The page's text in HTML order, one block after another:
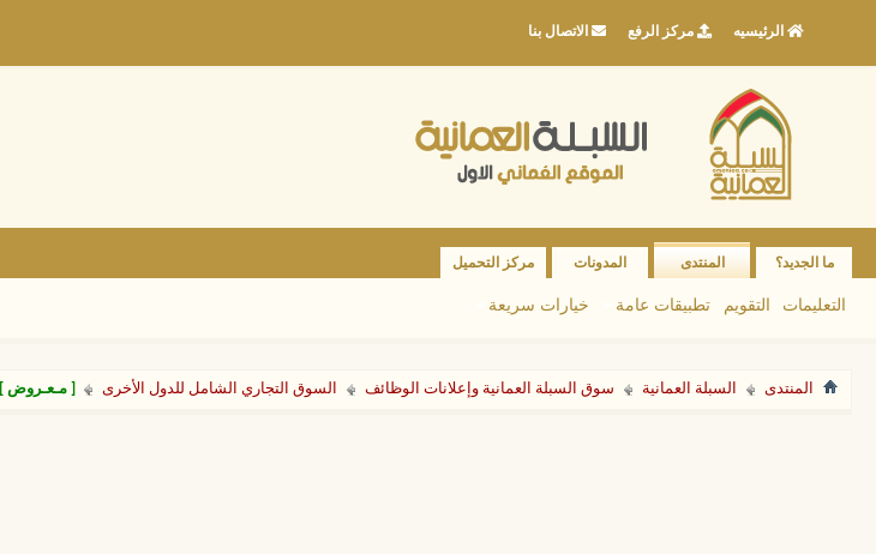
الرئيسيه مركز الرفع الاتصال بنا
ما الجديد؟ المنتدى
التعليمات التقويم تطبيقات عامة خيارات سريعة
المدونات مركز التحميل
المنتدى السبلة العمانية سوق السبلة العمانية وإعلانات الوظائف السوق التجاري الشامل للدول الأخرى [ مـعـروض ]